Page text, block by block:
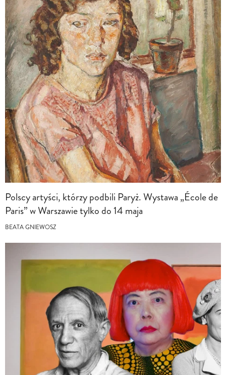
Polscy artyści, którzy podbili Paryż. Wystawa „École de
Paris” w Warszawie tylko do 14 maja
BEATA GNIEWOSZ